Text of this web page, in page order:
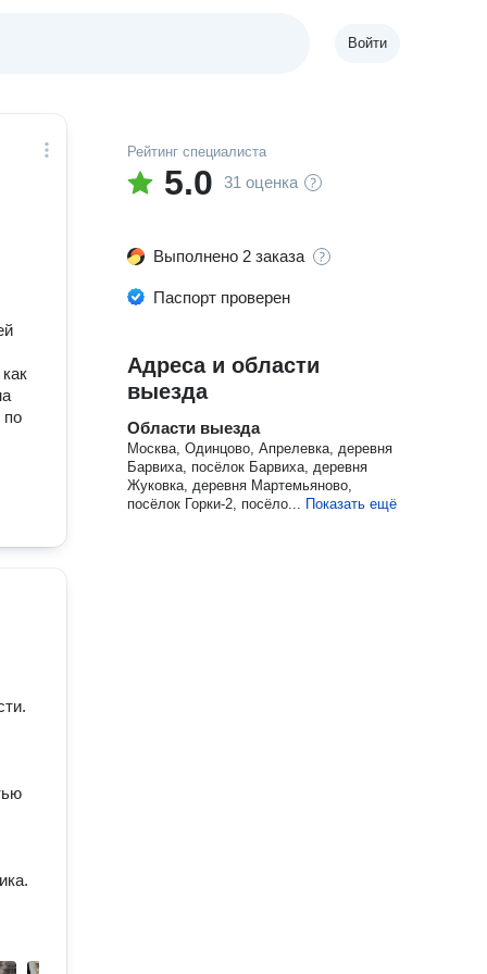
Войти
по
Рейтинг специалиста
5.0 31 оценка
Выполнено 2 заказа
Паспорт проверен
Адреса и области
выезда
Области выезда
Москва, Одинцово, Апрелевка, деревня
Барвиха, посёлок Барвиха, деревня
Жуковка, деревня Мартемьяново,
посёлок Горки-2, посёло... Показать ещё